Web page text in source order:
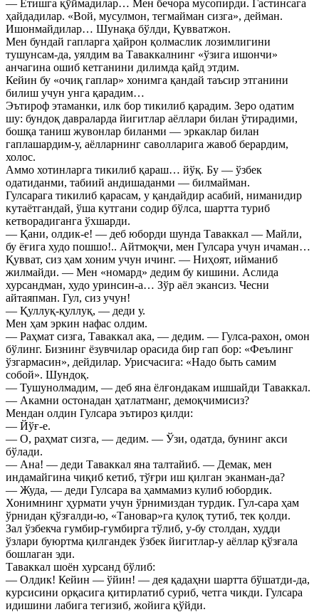
— Ётишга қўймадилар… Мен бечора мусопирди. Гастинсага
ҳайдадилар. «Вой, мусулмон, тегмайман сизга», дейман.
Ишонмайдилар… Шунақа бўлди, Қувватжон.
Мен бундай гапларга ҳайрон қолмаслик лозимлигини
тушунсам-да, уялдим ва Таваккалнинг «ўзига ишончи»
анчагина ошиб кетганини дилимда қайд этдим.
Кейин бу «очиқ гаплар» хонимга қандай таъсир этганини
билиш учун унга қарадим…
Эътироф этаманки, илк бор тикилиб қарадим. Зеро одатим
шу: бундоқ давраларда йигитлар аёллари билан ўтирадими,
бошқа таниш жувонлар биланми — эркаклар билан
гаплашардим-у, аёлларнинг саволларига жавоб берардим,
холос.
Аммо хотинларга тикилиб қараш… йўқ. Бу — ўзбек
одатиданми, табиий андишаданми — билмайман.
Гулсарага тикилиб қарасам, у қандайдир асабий, ниманидир
кутаётгандай, ўша кутгани содир бўлса, шартта туриб
кетворадиганга ўхшарди.
— Қани, олдик-е! — деб юборди шунда Таваккал — Майли,
бу ёғига худо пошшо!.. Айтмоқчи, мен Гулсара учун ичаман…
Қувват, сиз ҳам хоним учун ичинг. — Ниҳоят, ийманиб
жилмайди. — Мен «номард» дедим бу кишини. Аслида
хурсандман, худо уринсин-а… Зўр аёл экансиз. Чесни
айтаяпман. Гул, сиз учун!
— Қуллуқ-қуллуқ, — деди у.
Мен ҳам эркин нафас олдим.
— Раҳмат сизга, Таваккал ака, — дедим. — Гулса-рахон, омон
бўлинг. Бизнинг ёзувчилар орасида бир гап бор: «Феълинг
ўзгармасин», дейдилар. Урисчасига: «Надо быть самим
собой». Шундоқ.
— Тушунолмадим, — деб яна ёлғондакам ишшайди Таваккал.
— Акамни остонадан ҳатлатманг, демоқчимисиз?
Мендан олдин Гулсара эътироз қилди:
— Йўғ-е.
— О, раҳмат сизга, — дедим. — Ўзи, одатда, бунинг акси
бўлади.
— Ана! — деди Таваккал яна талтайиб. — Демак, мен
индамайгина чиқиб кетиб, тўғри иш қилган эканман-да?
— Жуда, — деди Гулсара ва ҳаммамиз кулиб юбордик.
Хонимнинг ҳурмати учун ўрнимиздан турдик. Гул-сара ҳам
ўрнидан қўзғалди-ю, «Тановар»га қулоқ тутиб, тек қолди.
Зал ўзбекча гумбир-гумбирга тўлиб, у-бу столдан, худди
ўзлари буюртма қилгандек ўзбек йигитлар-у аёллар қўзғала
бошлаган эди.
Таваккал шоён хурсанд бўлиб:
— Олдик! Кейин — ўйин! — дея қадаҳни шартта бўшатди-да,
курсисини орқасига қитирлатиб суриб, четга чикди. Гулсара
идишини лабига тегизиб, жойига қўйди.